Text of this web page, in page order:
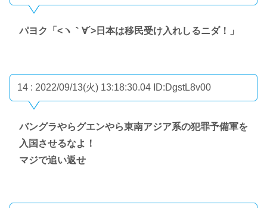
パヨク「<ヽ｀∀´>日本は移民受け入れしるニダ！」
14 : 2022/09/13(火) 13:18:30.04 ID:DgstL8v00
バングラやらグエンやら東南アジア系の犯罪予備軍を
入国させるなよ！
マジで追い返せ